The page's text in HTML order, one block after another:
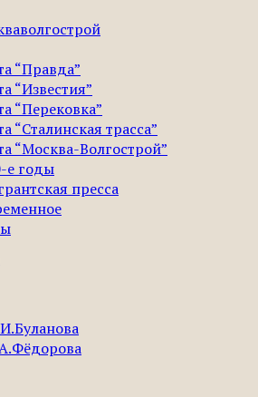
“Правда”
“Известия”
“Перековка”
“Сталинская трасса”
“Москва-Волгострой”
е годы
пресса